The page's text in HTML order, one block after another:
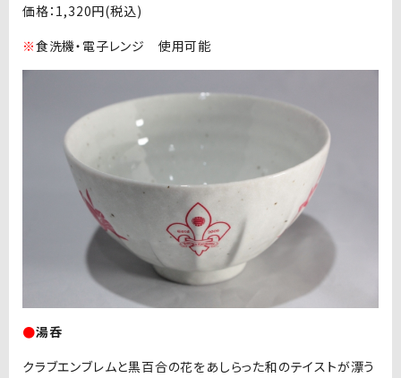
価格：1,320円(税込)
※食洗機・電子レンジ 使用可能
●湯呑
クラブエンブレムと黒百合の花をあしらった和のテイストが漂う